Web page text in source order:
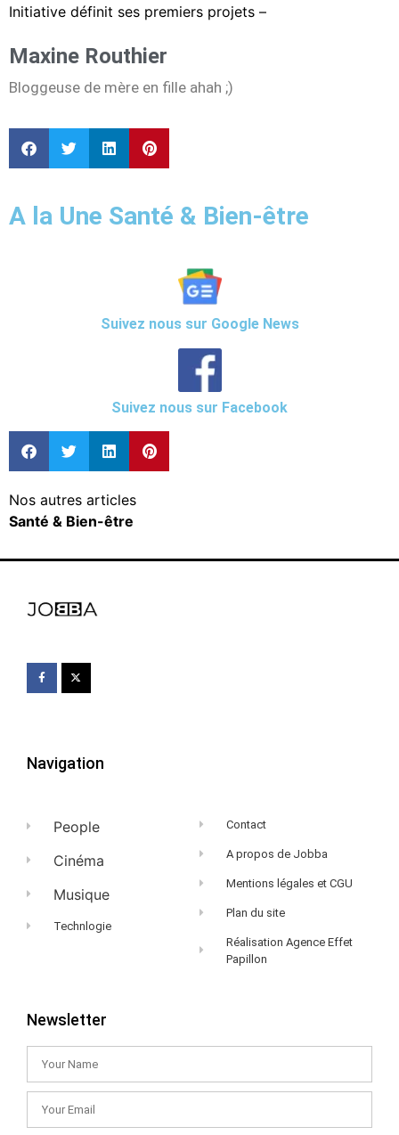
Initiative définit ses premiers projets –
Maxine Routhier
Bloggeuse de mère en fille ahah ;)
A la Une Santé & Bien-être
Suivez nous sur Google News
Suivez nous sur Facebook
Nos autres articles
Santé & Bien-être
Navigation
People
Cinéma
Musique
Technlogie
Contact
A propos de Jobba
Mentions légales et CGU
Plan du site
Réalisation Agence Effet
Papillon
Newsletter